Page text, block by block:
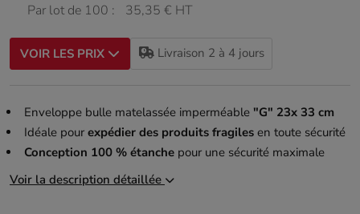
Par lot de 100 : 35,35 € HT
VOIR LES PRIX Livraison 2 à 4 jours
Enveloppe bulle matelassée imperméable "G" 23x 33 cm
Idéale pour expédier des produits fragilesen toute sécurité
Conception 100 % étanchepour une sécurité maximale
Voir la description détaillée